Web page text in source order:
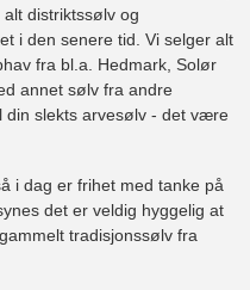
distriktssølv og
i den senere tid. Vi selger alt
fra bl.a. Hedmark, Solør
annet sølv fra andre
din slekts arvesølv - det være
i dag er frihet med tanke på
det er veldig hyggelig at
tradisjonssølv fra